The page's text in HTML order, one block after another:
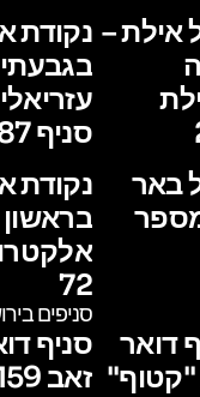
אילת –
באר
נקודת
סניף 87
נקודת
בראשון
72
דואר
"קטוף"
סניפים
סניף
זאב 159 בירושלים